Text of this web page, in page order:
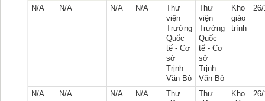
N/A
N/A N/A N/A
Thư
viện
Trường
Quốc
tế - Cơ
sở
Trịnh
Văn Bô
Thư
viện
Trường
Quốc
tế - Cơ
sở
Trịnh
Văn Bô
Kho
giáo
trình
N/A N/A N/A N/A
Thư
Thư
Kho